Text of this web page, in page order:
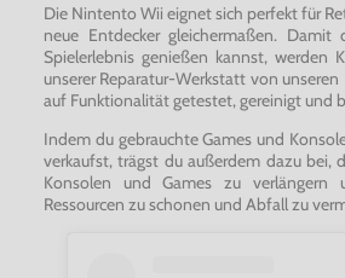
Die Nintento Wii eignet sich perfekt für
neue Entdecker gleichermaßen. Damit
Spielerlebnis genießen kannst, werden
unserer Reparatur-Werkstatt von
auf Funktionalität getestet, gereinigt und
Indem du gebrauchte Games und
verkaufst, trägst du außerdem dazu bei,
Konsolen und Games zu verlängern
Ressourcen zu schonen und Abfall zu